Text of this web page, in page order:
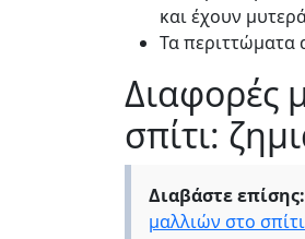
και έχουν
Τα περιττώματα
Διαφορές
σπίτι:
Διαβάστε επίσης:
μαλλιών στο σπίτι